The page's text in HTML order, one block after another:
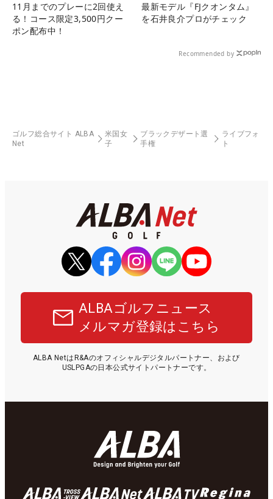
11月までのプレーに2回使え
る！コース限定3,500円クー
ポン配布中！
最新モデル『FJクオンタム』
を石井良介プロがチェック
Recommended by
ゴルフ総合サイト ALBA
Net
米国女
子
ブラックデザート選
手権
ライブフォ
ト
ALBAゴルフニュース
メルマガ登録はこちら
ALBA NetはR&Aのオフィシャルデジタルパートナー、および
USLPGAの日本公式サイトパートナーです。